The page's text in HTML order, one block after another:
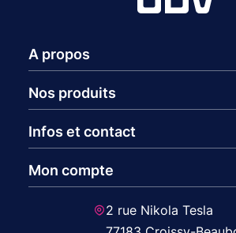
A propos
Nos produits
Infos et contact
Mon compte
2 rue Nikola Tesla